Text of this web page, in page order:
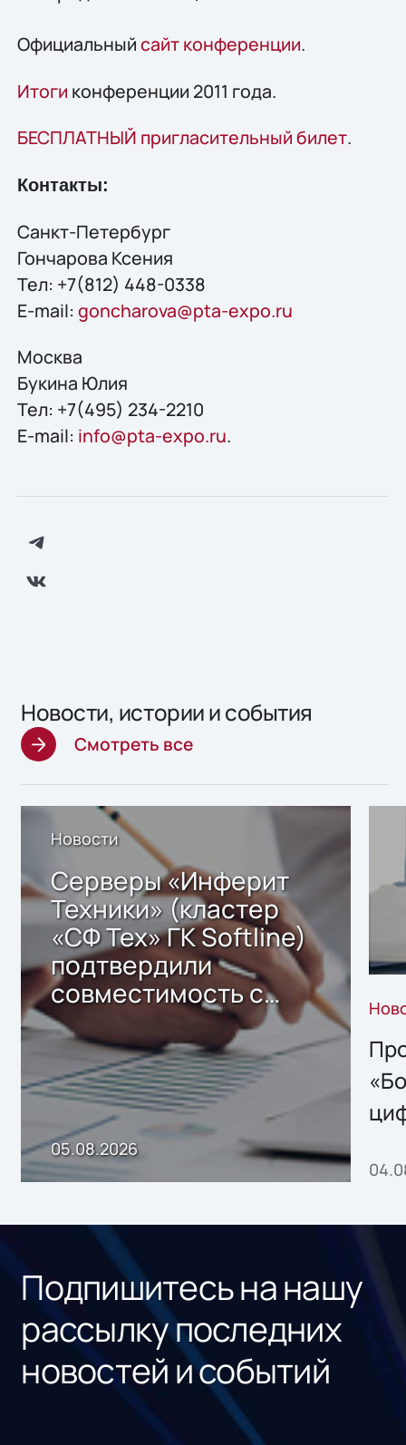
Официальныйсайт конференции.
Итоги конференции 2011 года.
БЕСПЛАТНЫЙ пригласительный билет.
Контакты:
Санкт-Петербург
Гончарова Ксения
Тел: +7(812) 448-0338
E-mail: goncharova@pta-expo.ru
Москва
Букина Юлия
Тел: +7(495) 234-2210
E-mail: info@pta-expo.ru.
Новости, истории и события
Смотреть все
Новости
Серверы «Инферит
Техники» (кластер
«СФ Тех» ГК Softline)
подтвердили
совместимость с
решением Sharx
Storage 2.x для
хранения данных
05.08.2026
Подпишитесь на нашу
рассылку последних
новостей и событий